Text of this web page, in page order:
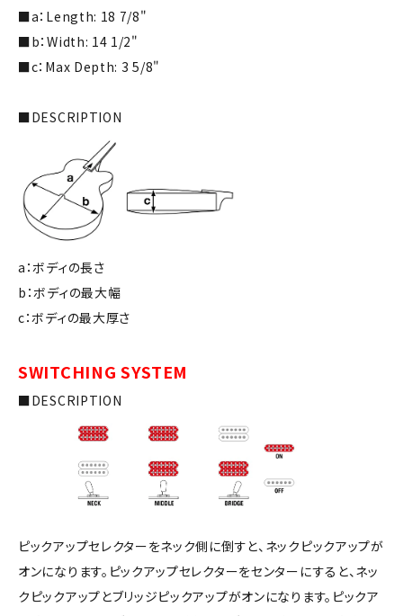
■a：Length: 18 7/8"
■b：Width: 14 1/2"
■c：Max Depth: 3 5/8"
■DESCRIPTION
a：ボディの長さ
b：ボディの最大幅
c：ボディの最大厚さ
SWITCHING SYSTEM
■DESCRIPTION
ピックアップセレクターをネック側に倒すと、ネックピックアップが
オンになります。ピックアップセレクターをセンターにすると、ネッ
クピックアップとブリッジピックアップがオンになります。ピックア